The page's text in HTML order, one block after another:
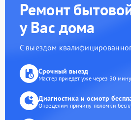
Ремонт
у Вас дома
С выездом
Срочный выезд
Мастер приедет уже через 30
Диагностика и осмотр
Определим причину поломки